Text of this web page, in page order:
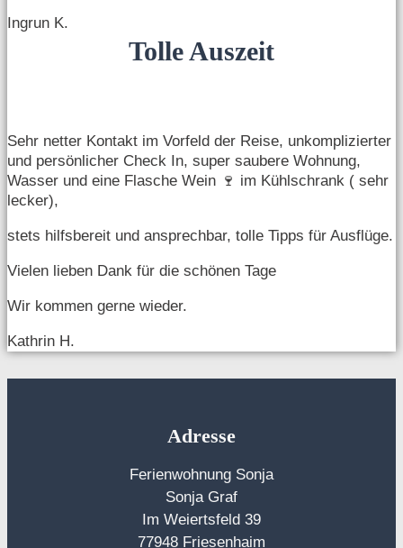
Ingrun K.
Tolle Auszeit
Sehr netter Kontakt im Vorfeld der Reise, unkomplizierter
und persönlicher Check In, super saubere Wohnung,
Wasser und eine Flasche Wein 🍷 im Kühlschrank ( sehr
lecker),
stets hilfsbereit und ansprechbar, tolle Tipps für Ausflüge.
Vielen lieben Dank für die schönen Tage
Wir kommen gerne wieder.
Kathrin H.
Adresse
Ferienwohnung Sonja
Sonja Graf
Im Weiertsfeld 39
77948 Friesenhaim